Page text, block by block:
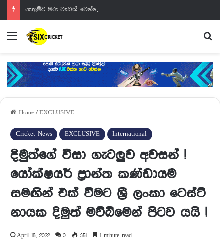
පැතුම්ට මරු වැඩක් වෙන්නයි යන්නේ
Menu
Home / EXCLUSIVE
Cricket News EXCLUSIVE International
දිමුත්ගේ වීසා ගැටලුව අවසන් !
යෝක්ෂයර් ප්‍රාන්ත කණ්ඩායම
සමඟින් එක් වීමට ශ්‍රී ලංකා ටෙස්ට්
නායක දිමුත් මව්බිමෙන් පිටව යයි !
April 18, 2022 0 351 1 minute read